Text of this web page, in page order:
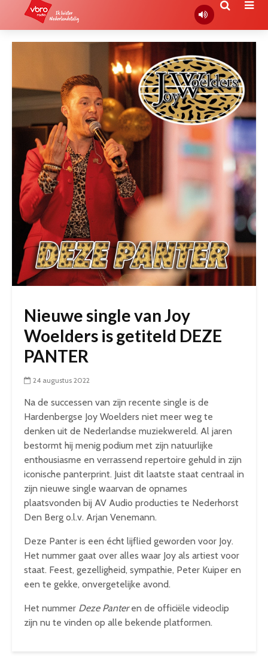
Nieuwe single van Joy
Woelders is getiteld DEZE
PANTER
24 augustus 2022
Na de successen van zijn recente single is de
Hardenbergse Joy Woelders niet meer weg te
denken uit de Nederlandse muziekwereld. Al jaren
bestormt hij menig podium met zijn natuurlijke
enthousiasme en verrassend repertoire gehuld in zijn
iconische panterprint. Juist dit laatste staat centraal in
zijn nieuwe single waarvan de opnames
plaatsvonden bij AV Audio producties te Nederhorst
Den Berg o.l.v. Arjan Venemann.
Deze Panter is een écht lijflied geworden voor Joy.
Het nummer gaat over alles waar Joy als artiest voor
staat. Feest, gezelligheid, sympathie, Peter Kuiper en
een te gekke, onvergetelijke avond.
Het nummer Deze Panteren de officiële videoclip
zijn nu te vinden op alle bekende platformen.